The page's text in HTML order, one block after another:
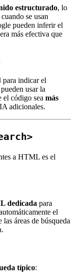
estructurado, lo
se usan
pueden inferir el
más efectiva que
para indicar el
usar la
el código sea más
adicionales.
a HTML es el
dedicada para
el
las áreas de búsqueda
típico: